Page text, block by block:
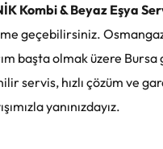
Kombi & Beyaz Eşya
geçebilirsiniz.
başta olmak üzere
servis, hızlı çözüm ve
yanınızdayız.